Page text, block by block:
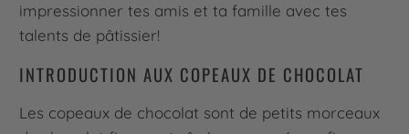
impressionner tes amis et ta famille avec tes
talents de pâtissier!
INTRODUCTION AUX COPEAUX DE CHOCOLAT
Les copeaux de chocolat sont de petits morceaux